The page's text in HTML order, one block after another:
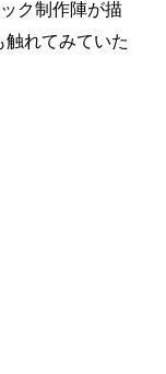
ク制作陣が描
触れてみていた